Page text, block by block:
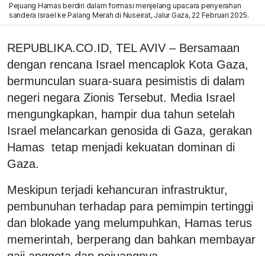
Pejuang Hamas berdiri dalam formasi menjelang upacara penyerahan
sandera Israel ke Palang Merah di Nuseirat, Jalur Gaza, 22 Februari 2025.
REPUBLIKA.CO.ID, TEL AVIV – Bersamaan
dengan rencana Israel mencaplok Kota Gaza,
bermunculan suara-suara pesimistis di dalam
negeri negara Zionis Tersebut. Media Israel
mengungkapkan, hampir dua tahun setelah
Israel melancarkan genosida di Gaza, gerakan
Hamas tetap menjadi kekuatan dominan di
Gaza.
Meskipun terjadi kehancuran infrastruktur,
pembunuhan terhadap para pemimpin tertinggi
dan blokade yang melumpuhkan, Hamas terus
memerintah, berperang dan bahkan membayar